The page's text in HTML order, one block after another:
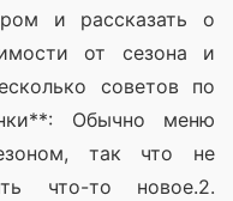
и рассказать о
от сезона и
советов по
Обычно меню
так что не
что-то новое.2.